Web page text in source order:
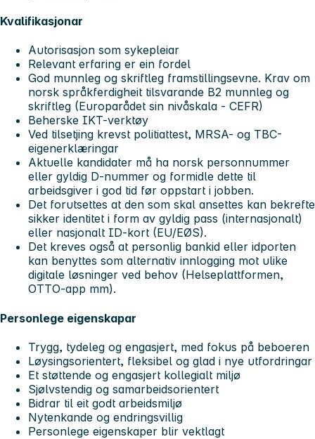
Kvalifikasjonar
Autorisasjon som sykepleiar
Relevant erfaring er ein fordel
God munnleg og skriftleg framstillingsevne. Krav om
norsk språkferdigheit tilsvarande B2 munnleg og
skriftleg (Europarådet sin nivåskala - CEFR)
Beherske IKT-verktøy
Ved tilsetjing krevst politiattest, MRSA- og TBC-
eigenerklæringar
Aktuelle kandidater må ha norsk personnummer
eller gyldig D-nummer og formidle dette til
arbeidsgiver i god tid før oppstart i jobben.
Det forutsettes at den som skal ansettes kan bekrefte
sikker identitet i form av gyldig pass (internasjonalt)
eller nasjonalt ID-kort (EU/EØS).
Det kreves også at personlig bankid eller idporten
kan benyttes som alternativ innlogging mot ulike
digitale løsninger ved behov (Helseplattformen,
OTTO-app mm).
Personlege eigenskapar
Trygg, tydeleg og engasjert, med fokus på beboeren
Løysingsorientert, fleksibel og glad i nye utfordringar
Et støttende og engasjert kollegialt miljø
Sjølvstendig og samarbeidsorientert
Bidrar til eit godt arbeidsmiljø
Nytenkande og endringsvillig
Personlege eigenskaper blir vektlagt